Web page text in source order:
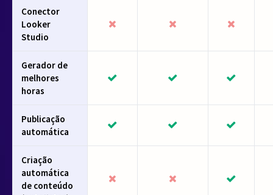
Conector
Looker
Studio
Gerador de
melhores
horas
Publicação
automática
Criação
automática
de conteúdo